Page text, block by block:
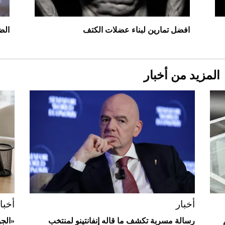
Aston Martin Valiant: على هوى الأبطال
افضل تمارين لبناء عضلات الكتف
المزيد من أخبار
أخبار
رسالة مسربة تكشف ما قاله إنفانتينو لمنتخب